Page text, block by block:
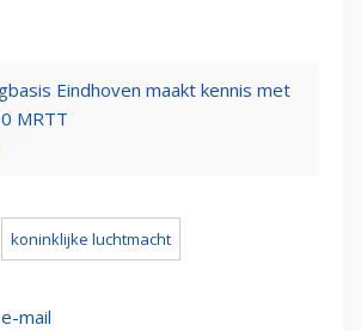
Eindhoven maakt kennis met
MRTT
koninklijke luchtmacht
mail